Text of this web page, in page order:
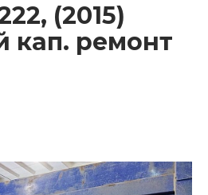
(2015)
кап. ремонт